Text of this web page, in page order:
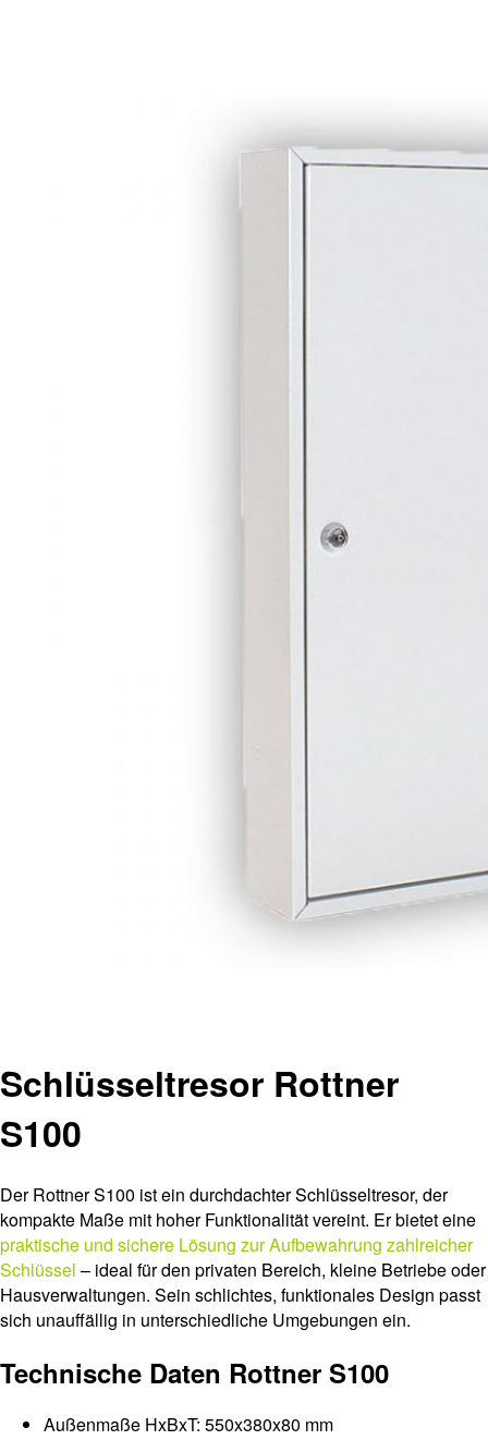
Schlüsseltresor Rottner
S100
Der Rottner S100 ist ein durchdachter Schlüsseltresor, der
kompakte Maße mit hoher Funktionalität vereint. Er bietet eine
praktische und sichere Lösung zur Aufbewahrung zahlreicher
Schlüssel – ideal für den privaten Bereich, kleine Betriebe oder
Hausverwaltungen. Sein schlichtes, funktionales Design passt
sich unauffällig in unterschiedliche Umgebungen ein.
Technische Daten Rottner S100
Außenmaße HxBxT: 550x380x80 mm